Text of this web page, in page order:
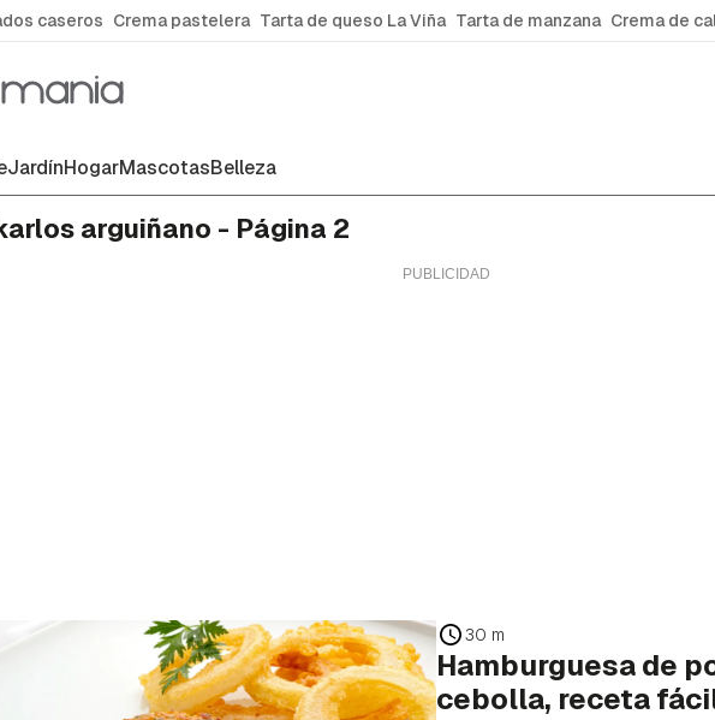
caseros Crema pastelera Tarta de queso La Viña Tarta de manzana Crema de
JardínHogarMascotasBelleza
arguiñano - Página 2
30 m
Hamburguesa de
cebolla, receta